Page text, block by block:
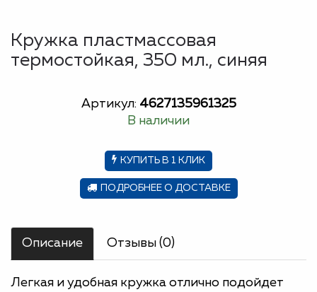
Кружка пластмассовая
термостойкая, 350 мл., синяя
Артикул: 4627135961325
В наличии
КУПИТЬ В 1 КЛИК
ПОДРОБНЕЕ О ДОСТАВКЕ
Описание Отзывы (0)
Легкая и удобная кружка отлично подойдет